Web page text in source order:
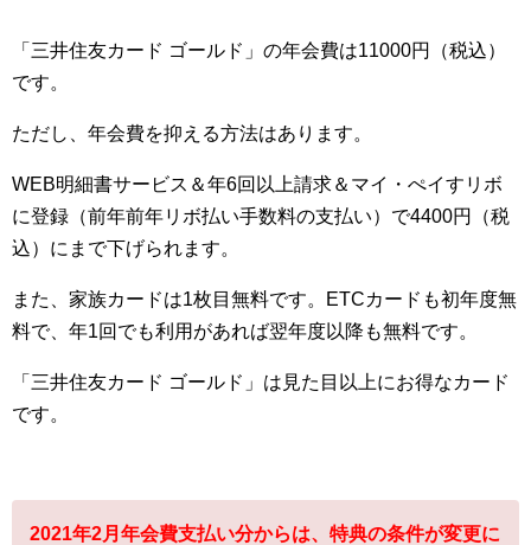
「三井住友カード ゴールド」の年会費は11000円（税込）
です。
ただし、年会費を抑える方法はあります。
WEB明細書サービス＆年6回以上請求＆マイ・ぺイすリボ
に登録（前年前年リボ払い手数料の支払い）で4400円（税
込）にまで下げられます。
また、家族カードは1枚目無料です。ETCカードも初年度無
料で、年1回でも利用があれば翌年度以降も無料です。
「三井住友カード ゴールド」は見た目以上にお得なカード
です。
2021年2月年会費支払い分からは、特典の条件が変更に